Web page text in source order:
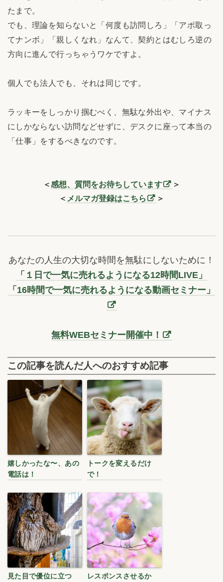
たまで。
でも、理論を知らないと「何度も訪問しろ」「アポ取っ
てナンボ」「親しくなれ」なんて、契約とはむしろ逆の
方向に進んで行っちゃうワケですよ。
個人でも法人でも、それは同じです。
ラッキーをしっかり掴むべく、無駄な外出や、マイナス
にしかならない訪問などせずに、デスクに座って本当の
「仕事」をするべきなのです。
＜感想、質問をお待ちしています
＞
＜ メルマガ登録はこちら ＞
あなたの人生の大切な時間を無駄にしないために！
「１日で一気に売れるようになる12時間LIVE」
「16時間で一気に売れるようになる動画セミナー」
無料WEBセミナー開催中！
この記事を読んだ人へのおすすめ記事
嬉しかったな〜、あの
電話は！
トークを変えるだけ
で！
見た目で優位に立つ
レスポンスさせるか